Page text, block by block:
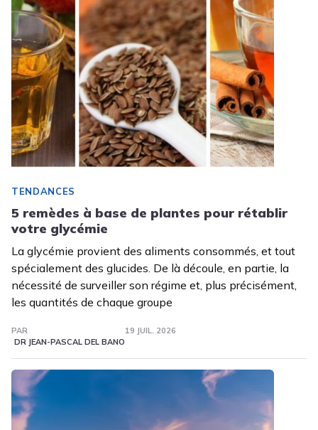
TENDANCES
5 remèdes à base de plantes pour rétablir
votre glycémie
La glycémie provient des aliments consommés, et tout
spécialement des glucides. De là découle, en partie, la
nécessité de surveiller son régime et, plus précisément,
les quantités de chaque groupe
PAR
DR JEAN-PASCAL DEL BANO
19 JUIL. 2026